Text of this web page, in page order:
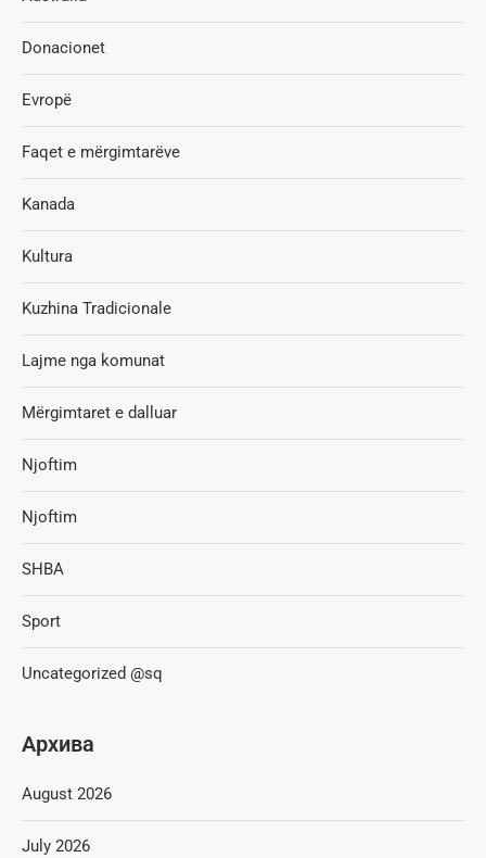
Donacionet
Evropë
Faqet e mërgimtarëve
Kanada
Kultura
Kuzhina Tradicionale
Lajme nga komunat
Mërgimtaret e dalluar
Njoftim
Njoftim
SHBA
Sport
Uncategorized @sq
Архива
August 2026
July 2026